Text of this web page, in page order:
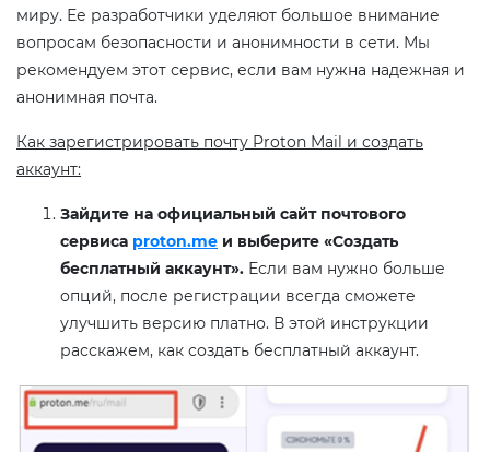
миру. Ее разработчики уделяют большое внимание
вопросам безопасности и анонимности в сети. Мы
рекомендуем этот сервис, если вам нужна надежная и
анонимная почта.
Как зарегистрировать почту Proton Mail и создать
аккаунт:
Зайдите на официальный сайт почтового
сервиса proton.me и выберите «Создать
бесплатный аккаунт». Если вам нужно больше
опций, после регистрации всегда сможете
улучшить версию платно. В этой инструкции
расскажем, как создать бесплатный аккаунт.